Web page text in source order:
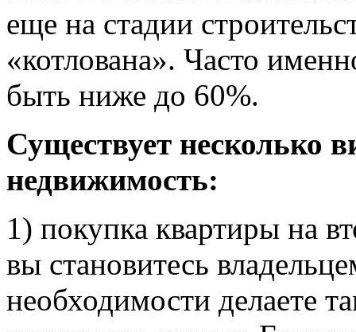
еще на стадии
«котлована». Часто
быть ниже до 60%.
Существует несколько
недвижимость:
1) покупка квартиры на
вы становитесь
необходимости делаете